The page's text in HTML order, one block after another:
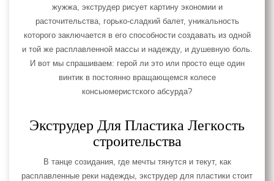
жужжа, экструдер рисует картину экономии и
расточительства, горько-сладкий балет, уникальность
которого заключается в его способности создавать из одной
и той же расплавленной массы и надежду, и душевную боль.
И вот мы спрашиваем: герой ли это или просто еще один
винтик в постоянно вращающемся колесе
консьюмеристского абсурда?
Экструдер Для Пластика Легкость
строительства
В танце созидания, где мечты тянутся и текут, как
расплавленные реки надежды, экструдер для пластики стоит